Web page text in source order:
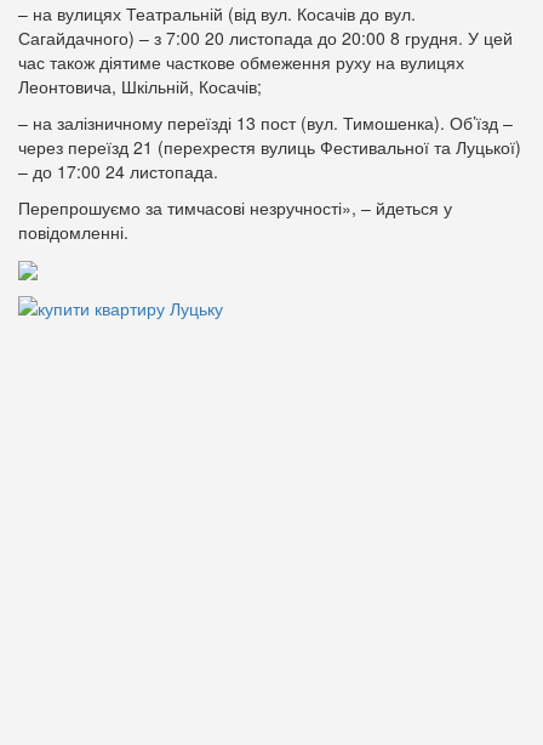
– на вулицях Театральній (від вул. Косачів до вул.
Сагайдачного) – з 7:00 20 листопада до 20:00 8 грудня. У цей
час також діятиме часткове обмеження руху на вулицях
Леонтовича, Шкільній, Косачів;
– на залізничному переїзді 13 пост (вул. Тимошенка). Об’їзд –
через переїзд 21 (перехрестя вулиць Фестивальної та Луцької)
– до 17:00 24 листопада.
Перепрошуємо за тимчасові незручності», – йдеться у
повідомленні.